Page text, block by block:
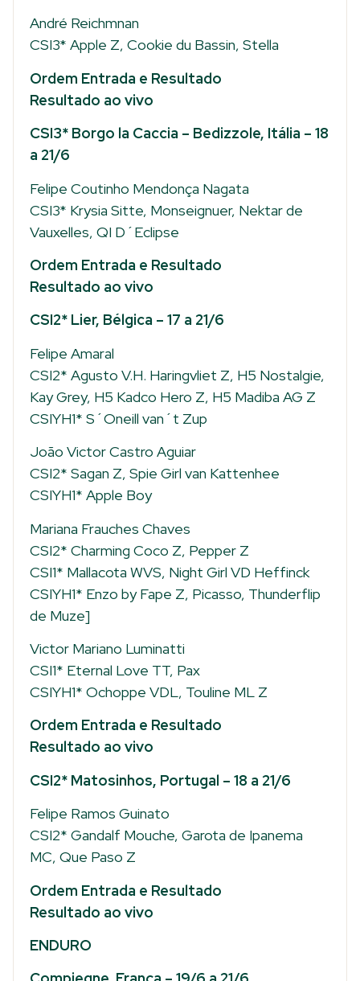
André Reichmnan
CSI3* Apple Z, Cookie du Bassin, Stella
Ordem Entrada e Resultado
Resultado ao vivo
CSI3* Borgo la Caccia – Bedizzole, Itália – 18
a 21/6
Felipe Coutinho Mendonça Nagata
CSI3* Krysia Sitte, Monseignuer, Nektar de
Vauxelles, QI D´Eclipse
Ordem Entrada e Resultado
Resultado ao vivo
CSI2* Lier, Bélgica – 17 a 21/6
Felipe Amaral
CSI2* Agusto V.H. Haringvliet Z, H5 Nostalgie,
Kay Grey, H5 Kadco Hero Z, H5 Madiba AG Z
CSIYH1* S´Oneill van´t Zup
João Victor Castro Aguiar
CSI2* Sagan Z, Spie Girl van Kattenhee
CSIYH1* Apple Boy
Mariana Frauches Chaves
CSI2* Charming Coco Z, Pepper Z
CSI1* Mallacota WVS, Night Girl VD Heffinck
CSIYH1* Enzo by Fape Z, Picasso, Thunderflip
de Muze]
Victor Mariano Luminatti
CSI1* Eternal Love TT, Pax
CSIYH1* Ochoppe VDL, Touline ML Z
Ordem Entrada e Resultado
Resultado ao vivo
CSI2* Matosinhos, Portugal – 18 a 21/6
Felipe Ramos Guinato
CSI2* Gandalf Mouche, Garota de Ipanema
MC, Que Paso Z
Ordem Entrada e Resultado
Resultado ao vivo
ENDURO